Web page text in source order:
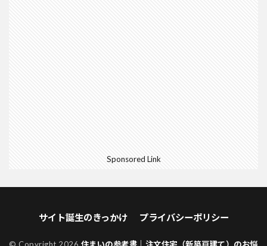
Sponsored Link
サイト誕生のきっかけ プライバシーポリシー